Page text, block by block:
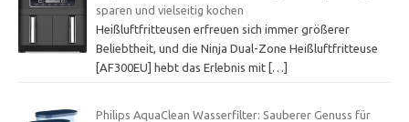
sparen und vielseitig kochen
Heißluftfritteusen erfreuen sich immer größerer
Beliebtheit, und die Ninja Dual-Zone Heißluftfritteuse
[AF300EU] hebt das Erlebnis mit […]
Philips AquaClean Wasserfilter: Sauberer Genuss für